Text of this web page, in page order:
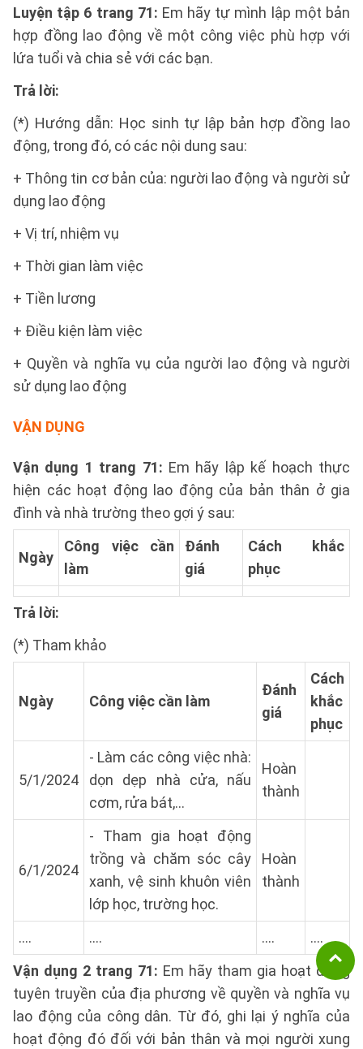
Luyện tập 6 trang 71: Em hãy tự mình lập một bản
hợp đồng lao động về một công việc phù hợp với
lứa tuổi và chia sẻ với các bạn.
Trả lời:
(*) Hướng dẫn: Học sinh tự lập bản hợp đồng lao
động, trong đó, có các nội dung sau:
+ Thông tin cơ bản của: người lao động và người sử
dụng lao động
+ Vị trí, nhiệm vụ
+ Thời gian làm việc
+ Tiền lương
+ Điều kiện làm việc
+ Quyền và nghĩa vụ của người lao động và người
sử dụng lao động
VẬN DỤNG
Vận dụng 1 trang 71: Em hãy lập kế hoạch thực
hiện các hoạt động lao động của bản thân ở gia
đình và nhà trường theo gợi ý sau:
Ngày
Công việc cần
làm
Đánh
giá
Cách khắc
phục
Trả lời:
(*) Tham khảo
Ngày Công việc cần làm
Đánh
giá
Cách
khắc
phục
5/1/2024
- Làm các công việc nhà:
dọn dẹp nhà cửa, nấu
cơm, rửa bát,…
Hoàn
thành
6/1/2024
- Tham gia hoạt động
trồng và chăm sóc cây
xanh, vệ sinh khuôn viên
lớp học, trường học.
Hoàn
thành
…. …. ….
….
Vận dụng 2 trang 71: Em hãy tham gia hoạt động
tuyên truyền của địa phương về quyền và nghĩa vụ
lao động của công dân. Từ đó, ghi lại ý nghĩa của
hoạt động đó đối với bản thân và mọi người xung